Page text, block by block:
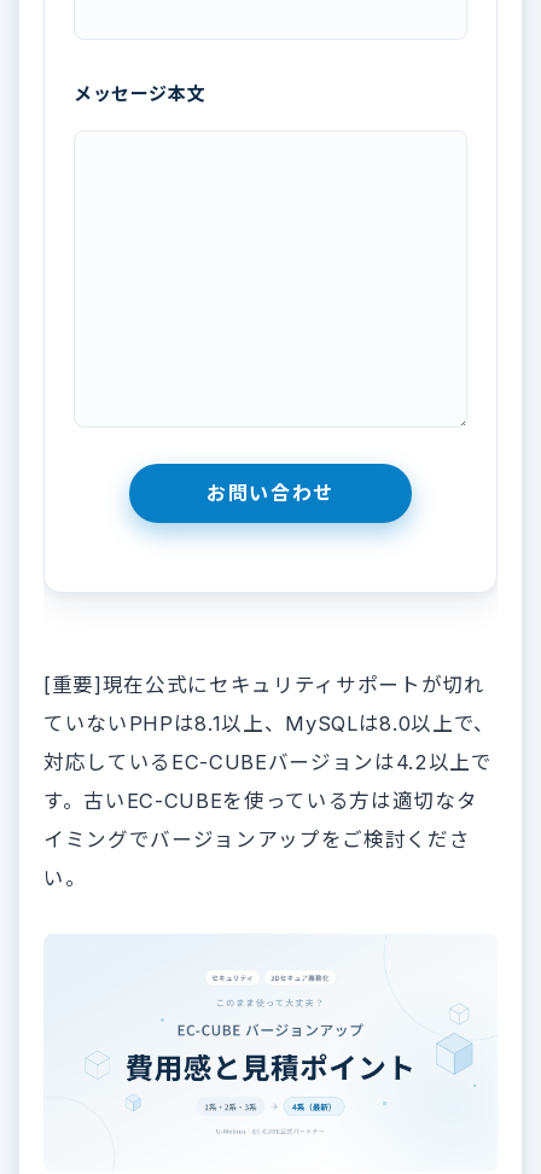
メッセージ本文
[重要]現在公式にセキュリティサポートが切れ
ていないPHPは8.1以上、MySQLは8.0以上で、
対応しているEC-CUBEバージョンは4.2以上で
す。古いEC-CUBEを使っている方は適切なタ
イミングでバージョンアップをご検討くださ
い。